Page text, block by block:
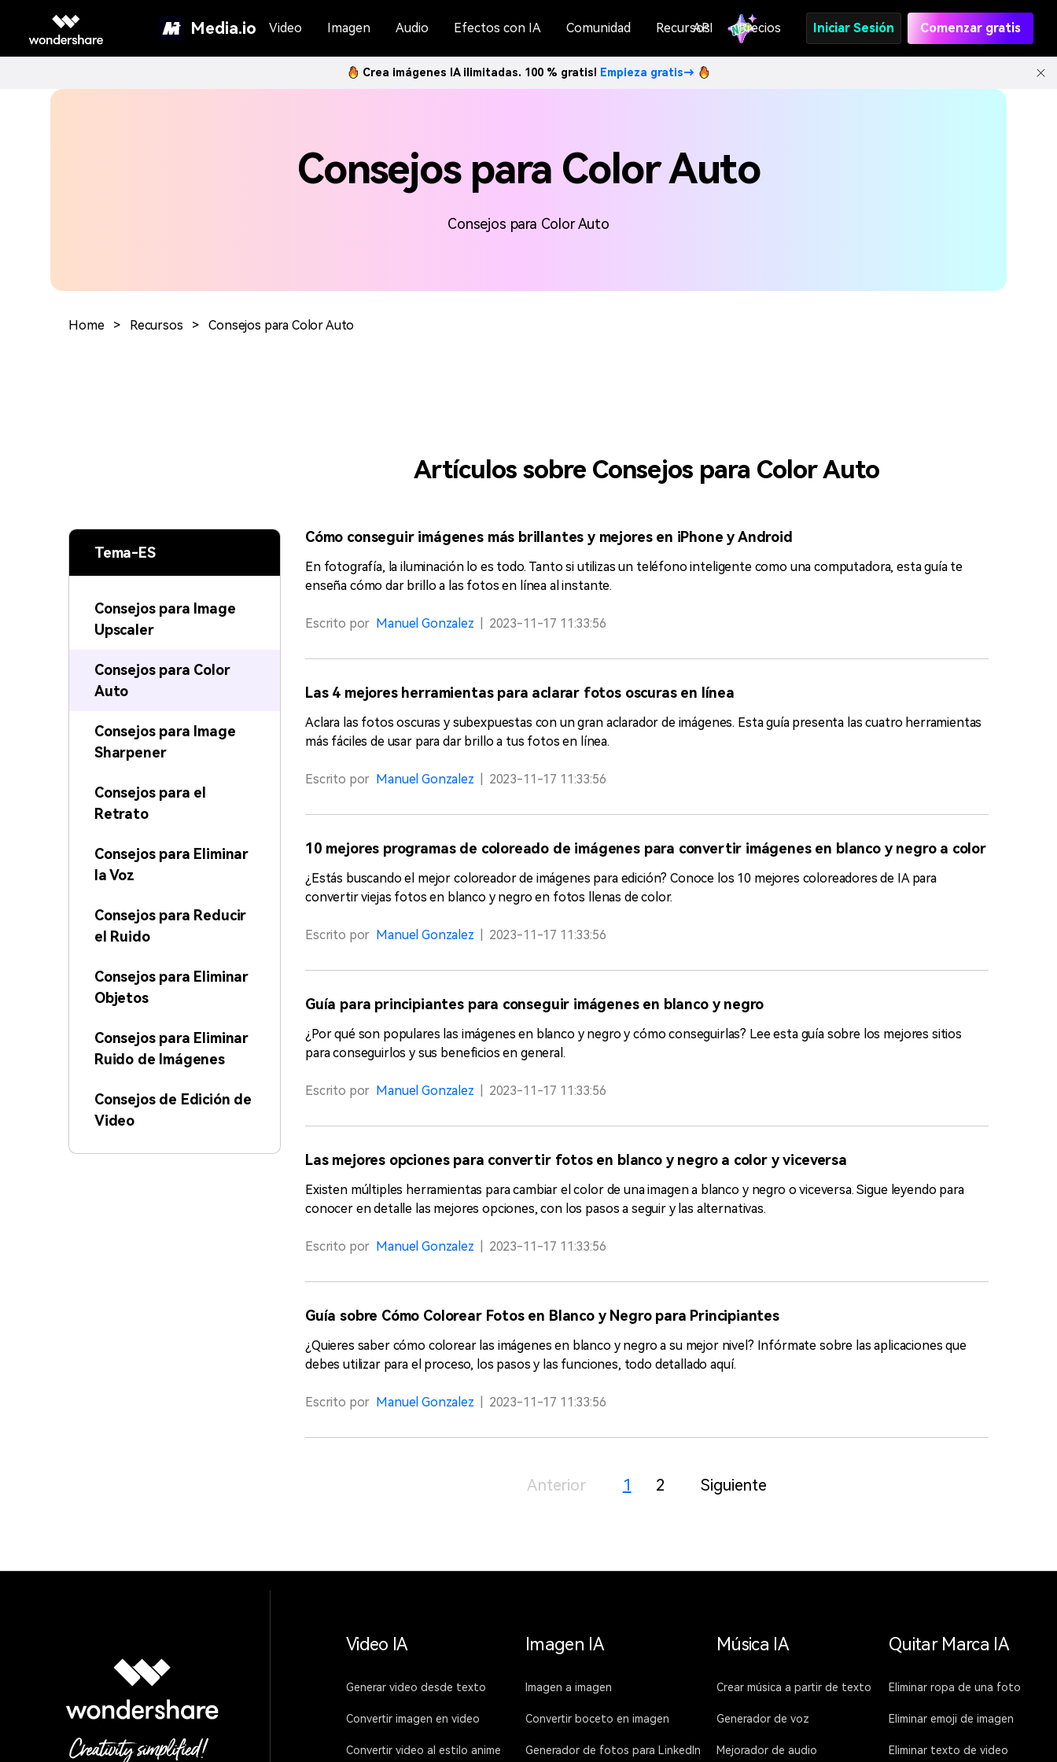
Media.io Video Imagen Audio Efectos con IA Comunidad Recursos
API Precios Iniciar Sesión Comenzar gratis
Crea imágenes IA ilimitadas. 100 % gratis! Empieza gratis→
Consejos para Color Auto
Consejos para Color Auto
Home > Recursos > Consejos para Color Auto
Artículos sobre Consejos para Color Auto
Tema-ES
Consejos para Image
Upscaler
Consejos para Color
Auto
Consejos para Image
Sharpener
Consejos para el
Retrato
Consejos para Eliminar
la Voz
Consejos para Reducir
el Ruido
Consejos para Eliminar
Objetos
Consejos para Eliminar
Ruido de Imágenes
Consejos de Edición de
Video
Cómo conseguir imágenes más brillantes y mejores en iPhone y Android
En fotografía, la iluminación lo es todo. Tanto si utilizas un teléfono inteligente como una computadora, esta guía te
enseña cómo dar brillo a las fotos en línea al instante.
Escrito por Manuel Gonzalez 2023-11-17 11:33:56
Las 4 mejores herramientas para aclarar fotos oscuras en línea
Aclara las fotos oscuras y subexpuestas con un gran aclarador de imágenes. Esta guía presenta las cuatro herramientas
más fáciles de usar para dar brillo a tus fotos en línea.
Escrito por Manuel Gonzalez 2023-11-17 11:33:56
10 mejores programas de coloreado de imágenes para convertir imágenes en blanco y negro a color
¿Estás buscando el mejor coloreador de imágenes para edición? Conoce los 10 mejores coloreadores de IA para
convertir viejas fotos en blanco y negro en fotos llenas de color.
Escrito por Manuel Gonzalez 2023-11-17 11:33:56
Guía para principiantes para conseguir imágenes en blanco y negro
¿Por qué son populares las imágenes en blanco y negro y cómo conseguirlas? Lee esta guía sobre los mejores sitios
para conseguirlos y sus beneficios en general.
Escrito por Manuel Gonzalez 2023-11-17 11:33:56
Las mejores opciones para convertir fotos en blanco y negro a color y viceversa
Existen múltiples herramientas para cambiar el color de una imagen a blanco y negro o viceversa. Sigue leyendo para
conocer en detalle las mejores opciones, con los pasos a seguir y las alternativas.
Escrito por Manuel Gonzalez 2023-11-17 11:33:56
Guía sobre Cómo Colorear Fotos en Blanco y Negro para Principiantes
¿Quieres saber cómo colorear las imágenes en blanco y negro a su mejor nivel? Infórmate sobre las aplicaciones que
debes utilizar para el proceso, los pasos y las funciones, todo detallado aquí.
Escrito por Manuel Gonzalez 2023-11-17 11:33:56
Anterior 1 2 Siguiente
Video IA
Generar video desde texto
Convertir imagen en video
Convertir video al estilo anime
Imagen IA
Imagen a imagen
Convertir boceto en imagen
Generador de fotos para LinkedIn
Música IA
Crear música a partir de texto
Generador de voz
Mejorador de audio
Quitar Marca IA
Eliminar ropa de una foto
Eliminar emoji de imagen
Eliminar texto de video